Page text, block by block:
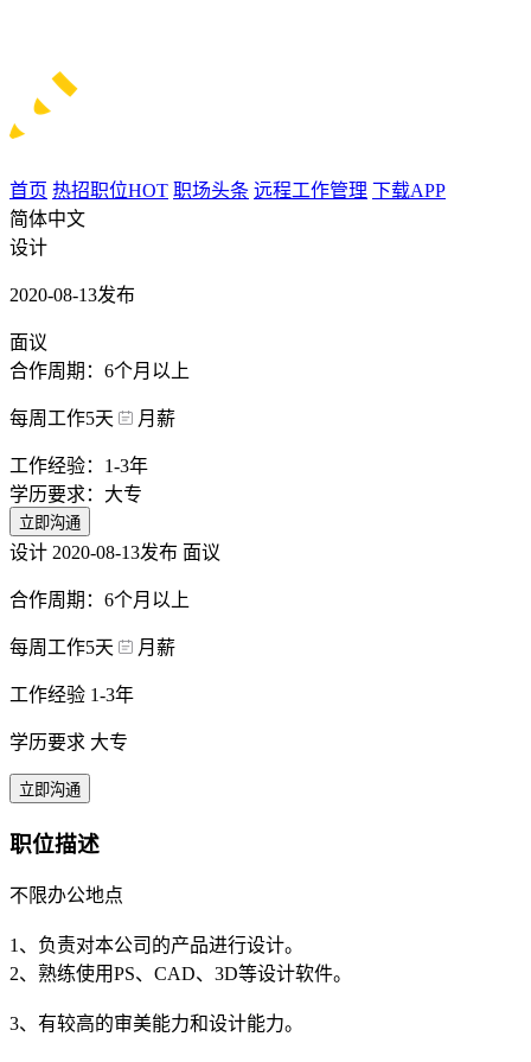
首页 热招职位HOT 职场头条 远程工作管理 下载APP
简体中文
设计
2020-08-13发布
面议
合作周期：6个月以上
每周工作5天 月薪
工作经验：1-3年
学历要求：大专
立即沟通
设计 2020-08-13发布 面议
合作周期：6个月以上
每周工作5天 月薪
工作经验 1-3年
学历要求 大专
立即沟通
职位描述
不限办公地点
1、负责对本公司的产品进行设计。
2、熟练使用PS、CAD、3D等设计软件。
3、有较高的审美能力和设计能力。